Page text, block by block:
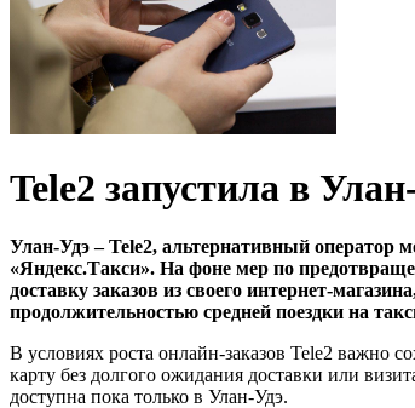
Tele2 запустила в
Улан-Удэ – Tele2, альтернативный оператор
«Яндекс.Такси». На фоне мер по
доставку заказов из своего интернет-
продолжительностью средней поездки на
В условиях роста онлайн-заказов Tele2 важно
карту без долгого ожидания доставки или
доступна пока только в Улан-Удэ.